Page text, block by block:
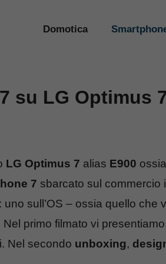
Domotica
su LG Optimus
LG Optimus 7 alias E900
7 sbarcato sul commercio
sull’OS – ossia quello che
primo filmato vi presentiamo
Nel secondo unboxing,